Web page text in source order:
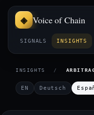
Voice of Chain
SIGNALS INSIGHTS
INSIGHTS /
EN Deutsch